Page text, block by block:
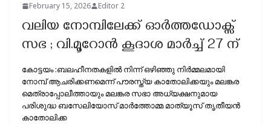
February 15, 2026 Editor 2
വലിയ നോമ്പിലേക്ക് ഓർത്തഡോക്സ്
സഭ ; വി.മൂറോൻ കൂദാശ മാർച്ച്‌ 27 ന്
കോട്ടയം :ബലഹീനതകളിൽ നിന്ന് ഒഴിഞ്ഞു നിർമ്മലമായി
നോമ്പ് ആചരിക്കണമെന്ന് പൗരസ്ത്യ കാതോലിക്കയും മലങ്കര
മെത്രാപ്പോലീത്തായും മലങ്കര സഭാ അധ്യക്ഷനുമായ
പരിശുദ്ധ ബസേലിയോസ് മാർത്തോമ്മ മാത്യൂസ് തൃതീയൻ
കാതോലിക്ക